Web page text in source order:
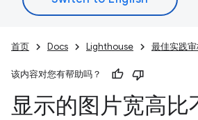
首页 Docs Lighthouse 最佳实践
该内容对您有帮助吗？
显示的图片宽高比